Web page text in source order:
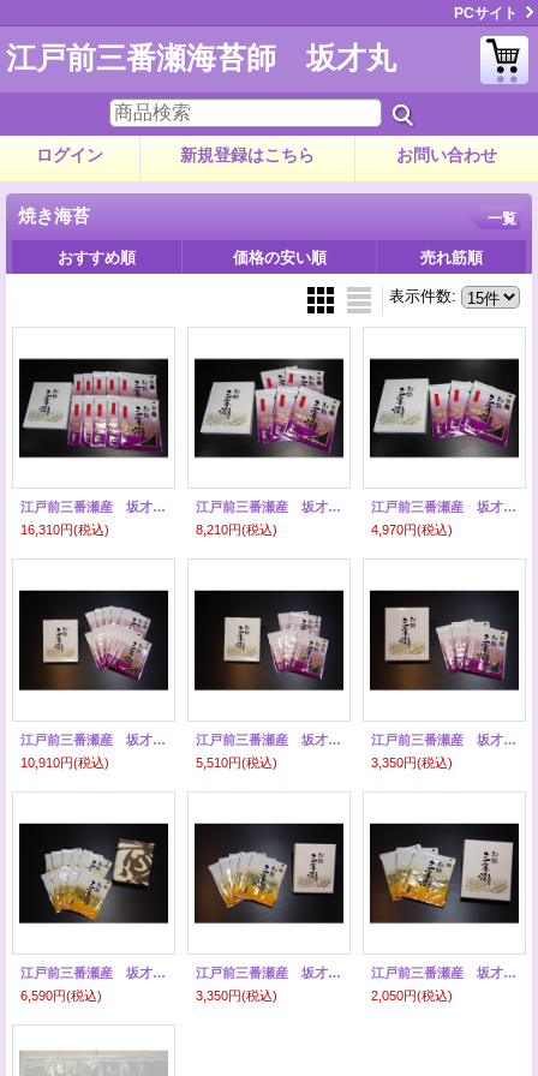
PCサイト
江戸前三番瀬海苔師 坂才丸
ログイン 新規登録はこちら お問い合わせ
焼き海苔 一覧
おすすめ順 価格の安い順 売れ筋順
表示件数:
江戸前三番瀬産 坂才丸の海苔 あさくさ海苔 １０帖
16,310円(税込)
江戸前三番瀬産 坂才丸の海苔 あさくさ海苔 ５帖
8,210円(税込)
江戸前三番瀬産 坂才丸の海苔 あさくさ海苔 ３帖
4,970円(税込)
江戸前三番瀬産 坂才丸の海苔 特選 １０帖
10,910円(税込)
江戸前三番瀬産 坂才丸の海苔 特選 ５帖
5,510円(税込)
江戸前三番瀬産 坂才丸の海苔 特選 ３帖
3,350円(税込)
江戸前三番瀬産 坂才丸の海苔 上選 １０帖
6,590円(税込)
江戸前三番瀬産 坂才丸の海苔 上選 ５帖
3,350円(税込)
江戸前三番瀬産 坂才丸の海苔 上選 ３帖
2,050円(税込)